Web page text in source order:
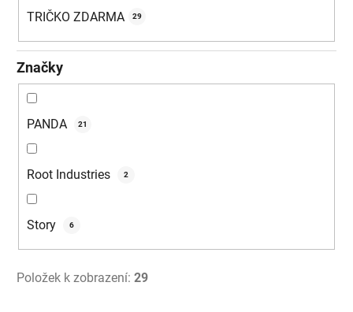
TRIČKO ZDARMA 29
Značky
PANDA 21
Root Industries 2
Story 6
Položek k zobrazení: 29